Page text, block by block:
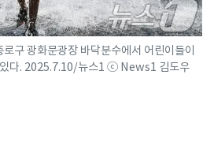
구 광화문광장 바닥분수에서 어린이들이
있다. 2025.7.10/뉴스1 ⓒ News1 김도우